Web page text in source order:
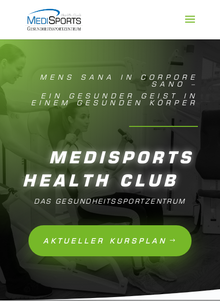
MENS SANA IN CORPORE
SANO –
EIN GESUNDER GEIST IN
EINEM GESUNDEN KÖRPER
MEDISPORTS
HEALTH CLUB
DAS GESUNDHEITSSPORTZENTRUM
AKTUELLER KURSPLAN